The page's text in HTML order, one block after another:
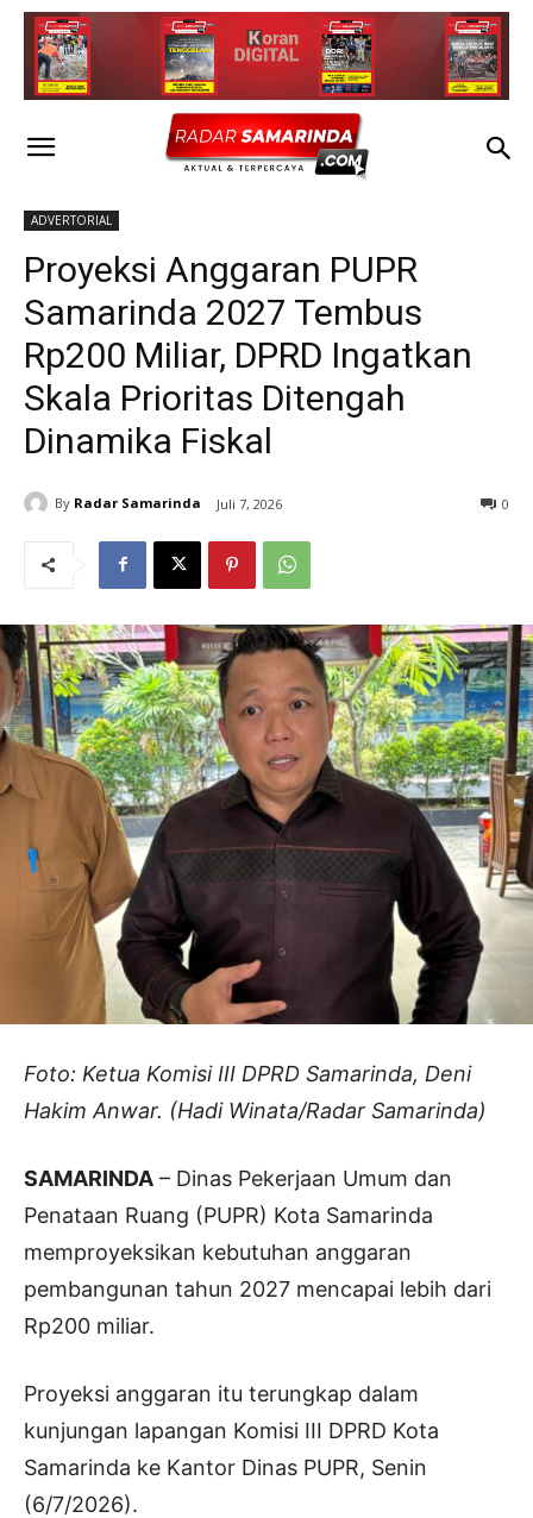
ADVERTORIAL
Proyeksi Anggaran PUPR
Samarinda 2027 Tembus
Rp200 Miliar, DPRD Ingatkan
Skala Prioritas Ditengah
Dinamika Fiskal
By Radar Samarinda Juli 7, 2026 0
Foto: Ketua Komisi III DPRD Samarinda, Deni
Hakim Anwar. (Hadi Winata/Radar Samarinda)
SAMARINDA – Dinas Pekerjaan Umum dan
Penataan Ruang (PUPR) Kota Samarinda
memproyeksikan kebutuhan anggaran
pembangunan tahun 2027 mencapai lebih dari
Rp200 miliar.
Proyeksi anggaran itu terungkap dalam
kunjungan lapangan Komisi III DPRD Kota
Samarinda ke Kantor Dinas PUPR, Senin
(6/7/2026).